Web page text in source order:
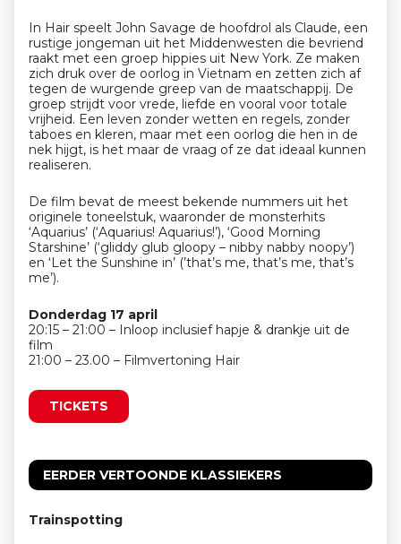
In Hair speelt John Savage de hoofdrol als Claude, een
rustige jongeman uit het Middenwesten die bevriend
raakt met een groep hippies uit New York. Ze maken
zich druk over de oorlog in Vietnam en zetten zich af
tegen de wurgende greep van de maatschappij. De
groep strijdt voor vrede, liefde en vooral voor totale
vrijheid. Een leven zonder wetten en regels, zonder
taboes en kleren, maar met een oorlog die hen in de
nek hijgt, is het maar de vraag of ze dat ideaal kunnen
realiseren.
De film bevat de meest bekende nummers uit het
originele toneelstuk, waaronder de monsterhits
‘Aquarius’ (‘Aquarius! Aquarius!’), ‘Good Morning
Starshine’ (‘gliddy glub gloopy – nibby nabby noopy’)
en ‘Let the Sunshine in’ (’that’s me, that’s me, that’s
me’).
Donderdag 17 april
20:15 – 21:00 – Inloop inclusief hapje & drankje uit de
film
21:00 – 23.00 – Filmvertoning Hair
TICKETS
EERDER VERTOONDE KLASSIEKERS
Trainspotting